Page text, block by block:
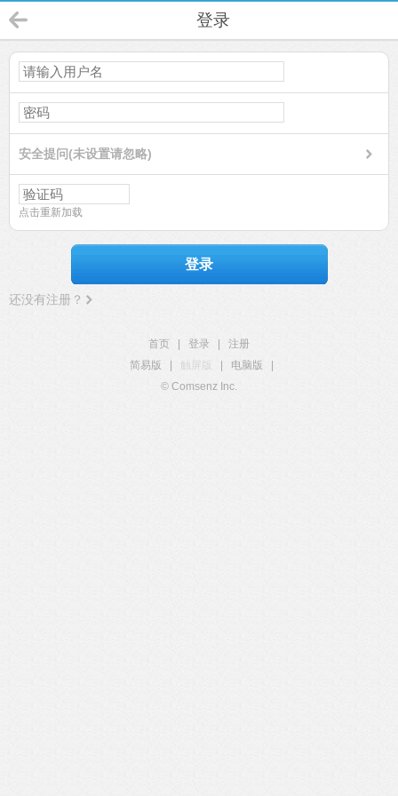
登录
安全提问(未设置请忽略)
点击重新加载
登录
还没有注册？
首页 登录
注册
简易版
触屏版 电脑版
© Comsenz Inc.